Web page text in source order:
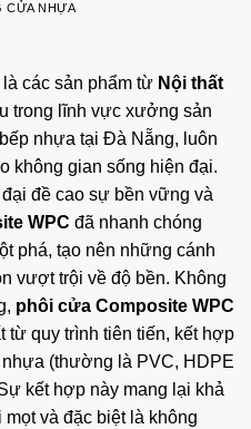
CỬA NHỰA
là các sản phẩm từ Nội thất
trong lĩnh vực xưởng sản
nhựa tại Đà Nẵng, luôn
không gian sống hiện đại.
đề cao sự bền vững và
WPC đã nhanh chóng
phá, tạo nên những cánh
vượt trội về độ bền. Không
phôi cửa Composite WPC
từ quy trình tiên tiến, kết hợp
(thường là PVC, HDPE
kết hợp này mang lại khả
và đặc biệt là không